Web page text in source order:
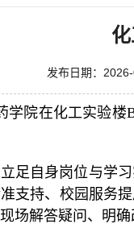
发布日期：
学院在化工实验
足自身岗位与学
支持、校园服务
场解答疑问、明确